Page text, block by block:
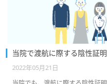
当院で渡航に際する陰性証
2022年05月21日